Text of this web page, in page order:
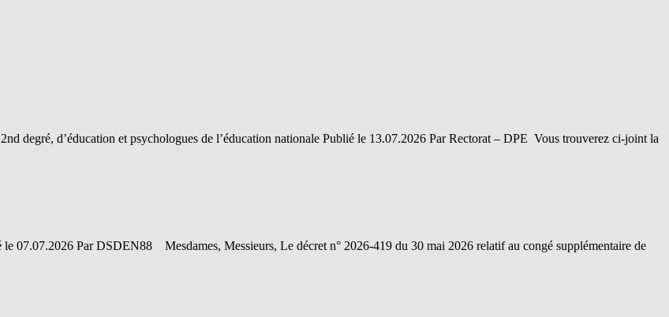
degré, d’éducation et psychologues de l’éducation nationale Publié le 13.07.2026 Par Rectorat – DPE Vous trouverez ci-joint la
07.07.2026 Par DSDEN88 Mesdames, Messieurs, Le décret n° 2026-419 du 30 mai 2026 relatif au congé supplémentaire de